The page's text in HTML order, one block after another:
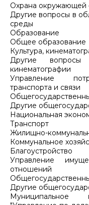
Охрана окружающей
Другие вопросы в
среды
Образование
Общее образование
Культура,
Другие
кинематографии
Управление
транспорта и связи
Другие
Национальная
Транспорт
Жилищно-
Коммунальное
Благоустройство
Управление
отношений
Другие
Муниципальное